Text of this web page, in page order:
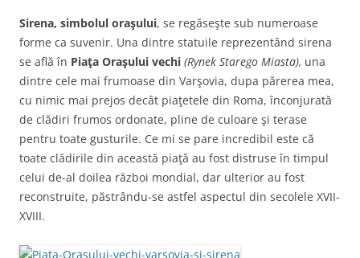
Sirena, simbolul oraşului, se regăseşte sub numeroase
forme ca suvenir. Una dintre statuile reprezentând sirena
se află în Piaţa Oraşului vechi (Rynek Starego Miasta), una
dintre cele mai frumoase din Varşovia, dupa părerea mea,
cu nimic mai prejos decât piaţetele din Roma, înconjurată
de clădiri frumos ordonate, pline de culoare şi terase
pentru toate gusturile. Ce mi se pare incredibil este că
toate clădirile din această piaţă au fost distruse în timpul
celui de-al doilea război mondial, dar ulterior au fost
reconstruite, păstrându-se astfel aspectul din secolele XVII-
XVIII.